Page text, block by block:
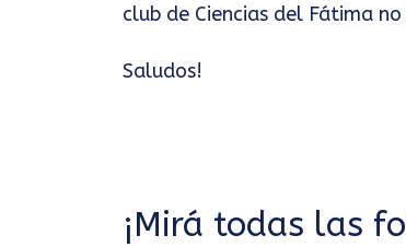
club de Ciencias del Fátima
Saludos!
¡Mirá todas las